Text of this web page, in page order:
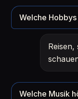
Welche Hobbys
Welche Musik